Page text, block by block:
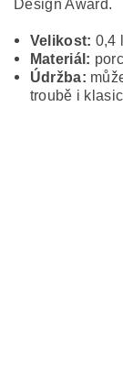
Design Award.
Velikost: 0,4 l
Materiál:
Údržba:
troubě i